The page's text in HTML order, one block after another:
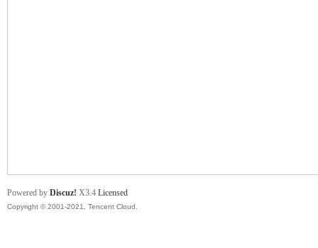
Powered by Discuz! X3.4 Licensed
Copyright © 2001-2021, Tencent Cloud.